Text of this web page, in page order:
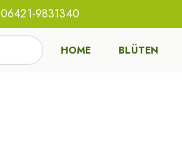
06421-9831340
HOME BLÜTEN